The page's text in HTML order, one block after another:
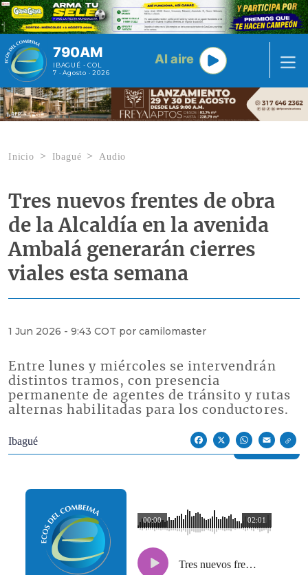
Pasar al contenido principal
790AM
IBAGUÉ - COL
7 · Agosto · 2026
Al aire
Inicio Ibagué Audio
Tres nuevos frentes de obra
de la Alcaldía en la avenida
Ambalá generarán cierres
viales esta semana
1 Jun 2026 - 9:43 COT por camilomaster
Entre lunes y miércoles se intervendrán
distintos tramos, con presencia
permanente de agentes de tránsito y rutas
alternas habilitadas para los conductores.
Econoticias y Eventos
Ibagué
FacebookX WhatsAppEmail
02:01
00:00
Tres nuevos frentes de obra de la Alcaldía en la avenida Ambalá generarán cierres viales esta semana